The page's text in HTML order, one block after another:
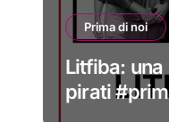
Prima di noi
Litfiba:
pirati